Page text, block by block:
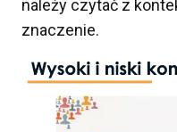
należy czytać z
znaczenie.